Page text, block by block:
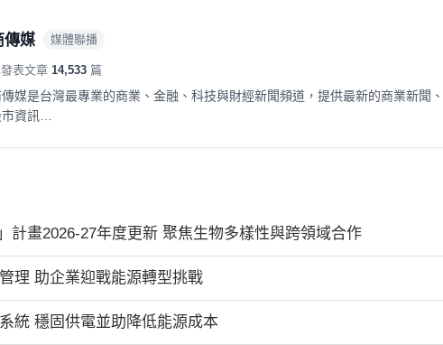
傳媒 媒體聯播
表文章 14,533 篇
媒是台灣最專業的商業、金融、科技與財經新聞頻道，提供最新的商業新聞、
資訊…
計畫2026-27年度更新 聚焦生物多樣性與跨領域合作
理 助企業迎戰能源轉型挑戰
統 穩固供電並助降低能源成本